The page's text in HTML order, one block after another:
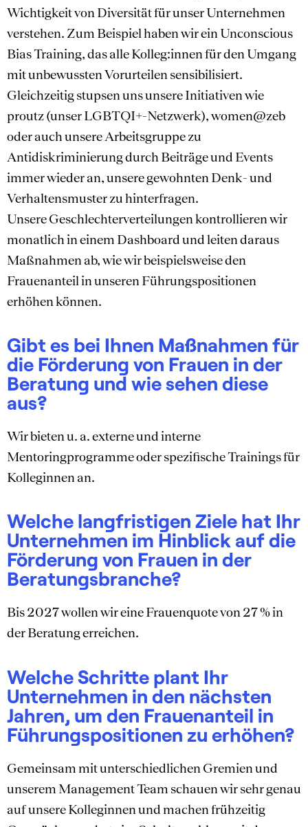
Wichtigkeit von Diversität für unser Unternehmen
verstehen. Zum Beispiel haben wir ein Unconscious
Bias Training, das alle Kolleg:innen für den Umgang
mit unbewussten Vorurteilen sensibilisiert.
Gleichzeitig stupsen uns unsere Initiativen wie
proutz (unser LGBTQI+-Netzwerk), women@zeb
oder auch unsere Arbeitsgruppe zu
Antidiskriminierung durch Beiträge und Events
immer wieder an, unsere gewohnten Denk- und
Verhaltensmuster zu hinterfragen.
Unsere Geschlechterverteilungen kontrollieren wir
monatlich in einem Dashboard und leiten daraus
Maßnahmen ab, wie wir beispielsweise den
Frauenanteil in unseren Führungspositionen
erhöhen können.
Gibt es bei Ihnen Maßnahmen für
die Förderung von Frauen in der
Beratung und wie sehen diese
aus?
Wir bieten u. a. externe und interne
Mentoringprogramme oder spezifische Trainings für
Kolleginnen an.
Welche langfristigen Ziele hat Ihr
Unternehmen im Hinblick auf die
Förderung von Frauen in der
Beratungsbranche?
Bis 2027 wollen wir eine Frauenquote von 27 % in
der Beratung erreichen.
Welche Schritte plant Ihr
Unternehmen in den nächsten
Jahren, um den Frauenanteil in
Führungspositionen zu erhöhen?
Gemeinsam mit unterschiedlichen Gremien und
unserem Management Team schauen wir sehr genau
auf unsere Kolleginnen und machen frühzeitig